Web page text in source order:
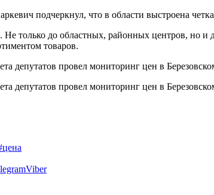
подчеркнул, что в области выстроена
только до областных, районных центров, но
товаров.
Viber